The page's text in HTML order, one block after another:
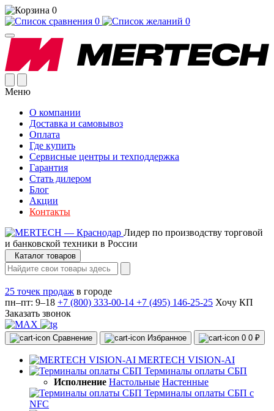
0
0
0
Меню
О компании
Доставка и самовывоз
Оплата
Где купить
Сервисные центры и техподдержка
Гарантия
Стать дилером
Блог
Акции
Контакты
Лидер по производству торговой
и банковской техники в России
Каталог товаров
25 точек продаж в городе
пн–пт: 9–18 +7 (800) 333-00-14 +7 (495) 146-25-25 Хочу КП
Заказать звонок
Сравнение Избранное 0 0 ₽
MERTECH VISION-AI
Терминалы оплаты СБП
Исполнение Настольные Настенные
Терминалы оплаты СБП с
NFC